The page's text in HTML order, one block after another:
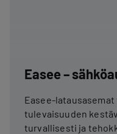
Easee –
Easee-
tulevaisuuden
turvallisesti ja